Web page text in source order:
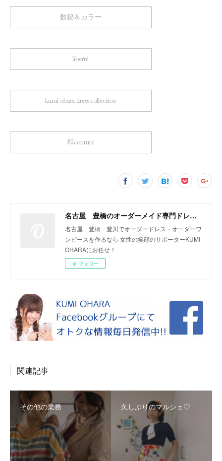
数秘＆カラー
liberté
kumi ohara dress collection
和couture
名古屋 豊橋のオーダーメイド専門ドレスデザイナー KUMI OHARA
名古屋 豊橋 豊川でオーダードレス・オーダーワ
ンピースを作るなら 女性の笑顔のサポーターKUMI
OHARAにお任せ！
フォロー
関連記事
その他の業務 久しぶりのマルシェ♡